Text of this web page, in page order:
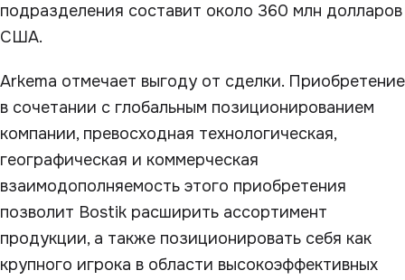
подразделения составит около 360 млн долларов
США.
Arkema отмечает выгоду от сделки. Приобретение
в сочетании с глобальным позиционированием
компании, превосходная технологическая,
географическая и коммерческая
взаимодополняемость этого приобретения
позволит Bostik расширить ассортимент
продукции, а также позиционировать себя как
крупного игрока в области высокоэффективных